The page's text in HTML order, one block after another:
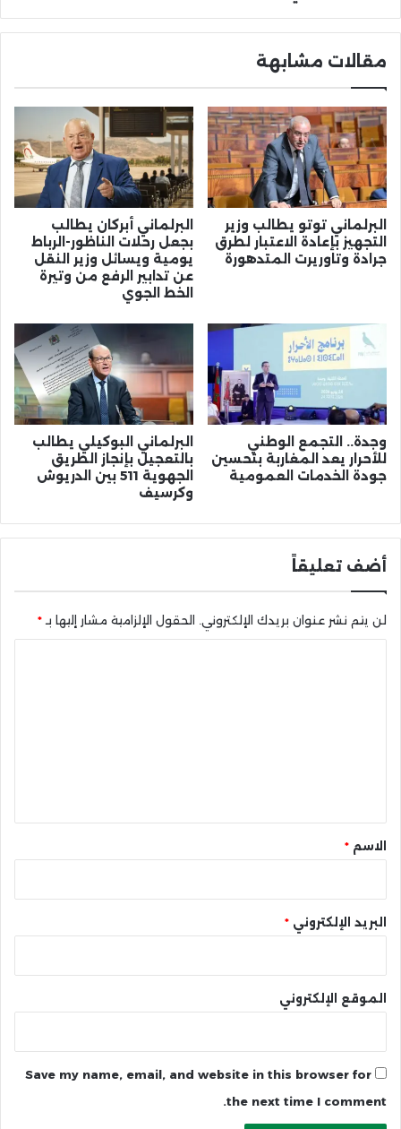
مقالات مشابهة
البرلماني توتو يطالب وزير
التجهيز بإعادة الاعتبار لطرق
جرادة وتاوريرت المتدهورة
البرلماني أبركان يطالب
بجعل رحلات الناظور-الرباط
يومية ويسائل وزير النقل
عن تدابير الرفع من وتيرة
الخط الجوي
وجدة.. التجمع الوطني
للأحرار يعد المغاربة بتحسين
جودة الخدمات العمومية
البرلماني البوكيلي يطالب
بالتعجيل بإنجاز الطريق
الجهوية 511 بين الدريوش
وكرسيف
أضف تعليقاً
لن يتم نشر عنوان بريدك الإلكتروني. الحقول الإلزامية مشار إليها بـ *
* الاسم *
البريد الإلكتروني *
الموقع الإلكتروني
Save my name, email, and website in this browser for
the next time I comment.